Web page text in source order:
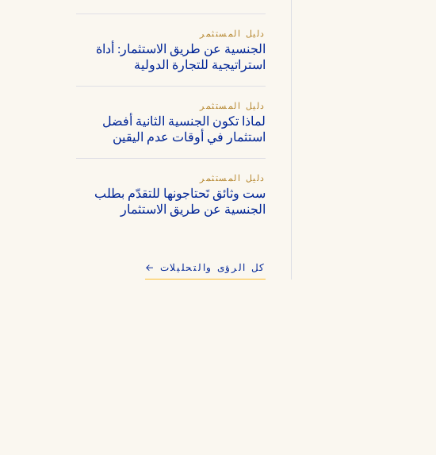
دليل المستثمر
الجنسية عن طريق الاستثمار: أداة
استراتيجية للتجارة الدولية
دليل المستثمر
لماذا تكون الجنسية الثانية أفضل
استثمار في أوقات عدم اليقين
دليل المستثمر
ست وثائق تَحتاجونها للتقدّم بطلب
الجنسية عن طريق الاستثمار
كل الرؤى والتحليلات ←